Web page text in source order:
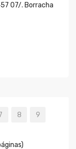
07/. Borracha
8
9